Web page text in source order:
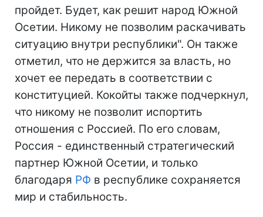
пройдет. Будет, как решит народ Южной
Осетии. Никому не позволим раскачивать
ситуацию внутри республики". Он также
отметил, что не держится за власть, но
хочет ее передать в соответствии с
конституцией. Кокойты также подчеркнул,
что никому не позволит испортить
отношения с Россией. По его словам,
Россия - единственный стратегический
партнер Южной Осетии, и только
благодаря РФ в республике сохраняется
мир и стабильность.